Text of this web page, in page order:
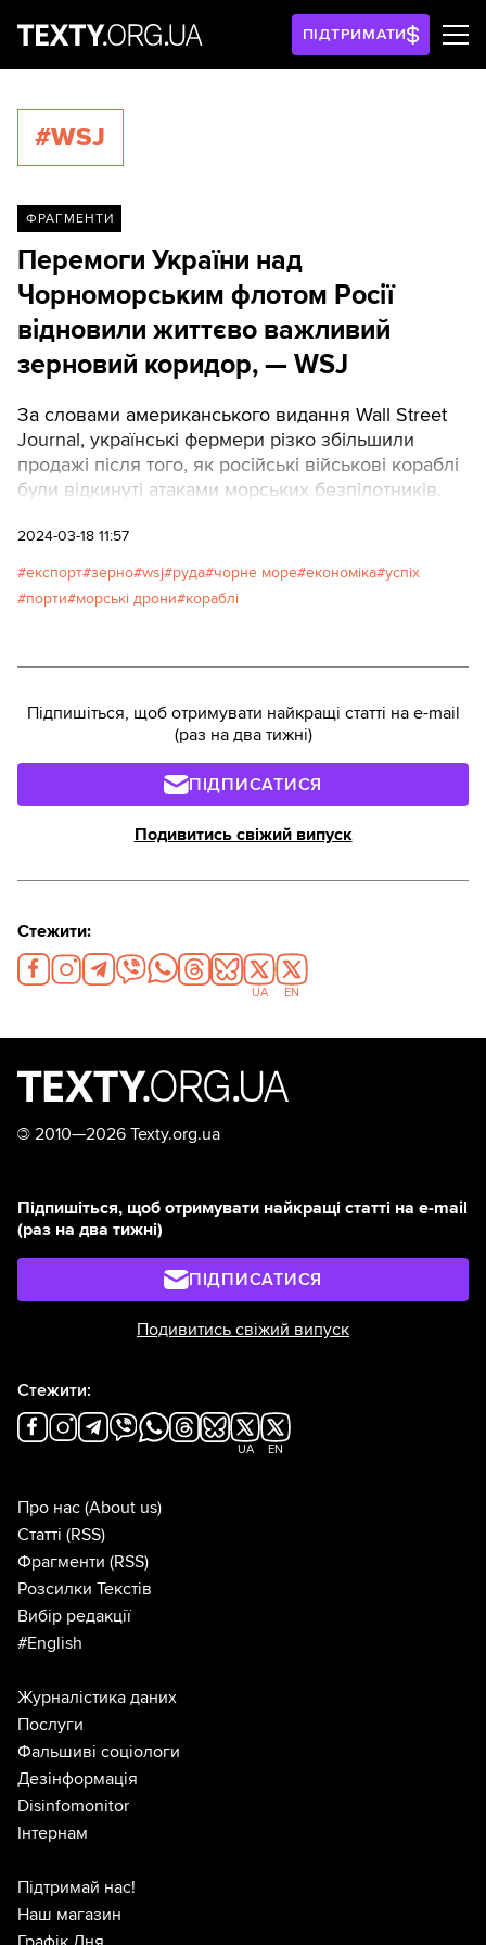
ПІДТРИМАТИ
#WSJ
ФРАГМЕНТИ
Перемоги України над
Чорноморським флотом Росії
відновили життєво важливий
зерновий коридор, — WSJ
За словами американського видання Wall Street
Journal, українські фермери різко збільшили
продажі після того, як російські військові кораблі
були відкинуті атаками морських безпілотників.
2024-03-18 11:57
експорт зерно wsj руда чорне море економіка успіх
порти морські дрони кораблі
Підпишіться, щоб отримувати найкращі статті на e-mail
(раз на два тижні)
ПІДПИСАТИСЯ
Подивитись свіжий випуск
Стежити:
UA EN
© 2010—2026 Texty.org.ua
Підпишіться, щоб отримувати найкращі статті на e-mail
(раз на два тижні)
ПІДПИСАТИСЯ
Подивитись свіжий випуск
Стежити:
UA EN
Про нас (About us)
Статті (RSS)
Фрагменти (RSS)
Розсилки Текстів
Вибір редакції
#English
Журналістика даних
Послуги
Фальшиві соціологи
Дезінформація
Disinfomonitor
Інтернам
Підтримай нас!
Наш магазин